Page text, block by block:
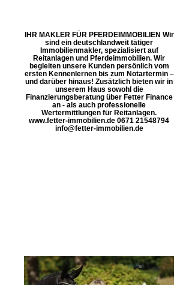
IHR MAKLER FÜR PFERDEIMMOBILIEN Wir
sind ein deutschlandweit tätiger
Immobilienmakler, spezialisiert auf
Reitanlagen und Pferdeimmobilien. Wir
begleiten unsere Kunden persönlich vom
ersten Kennenlernen bis zum Notartermin –
und darüber hinaus! Zusätzlich bieten wir in
unserem Haus sowohl die
Finanzierungsberatung über Fetter Finance
an - als auch professionelle
Wertermittlungen für Reitanlagen.
www.fetter-immobilien.de 0671 21548794
info@fetter-immobilien.de